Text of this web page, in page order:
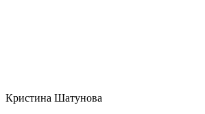
Кристина Шатунова